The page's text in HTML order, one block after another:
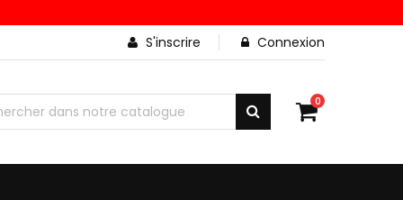
S'inscrire
Connexion
0